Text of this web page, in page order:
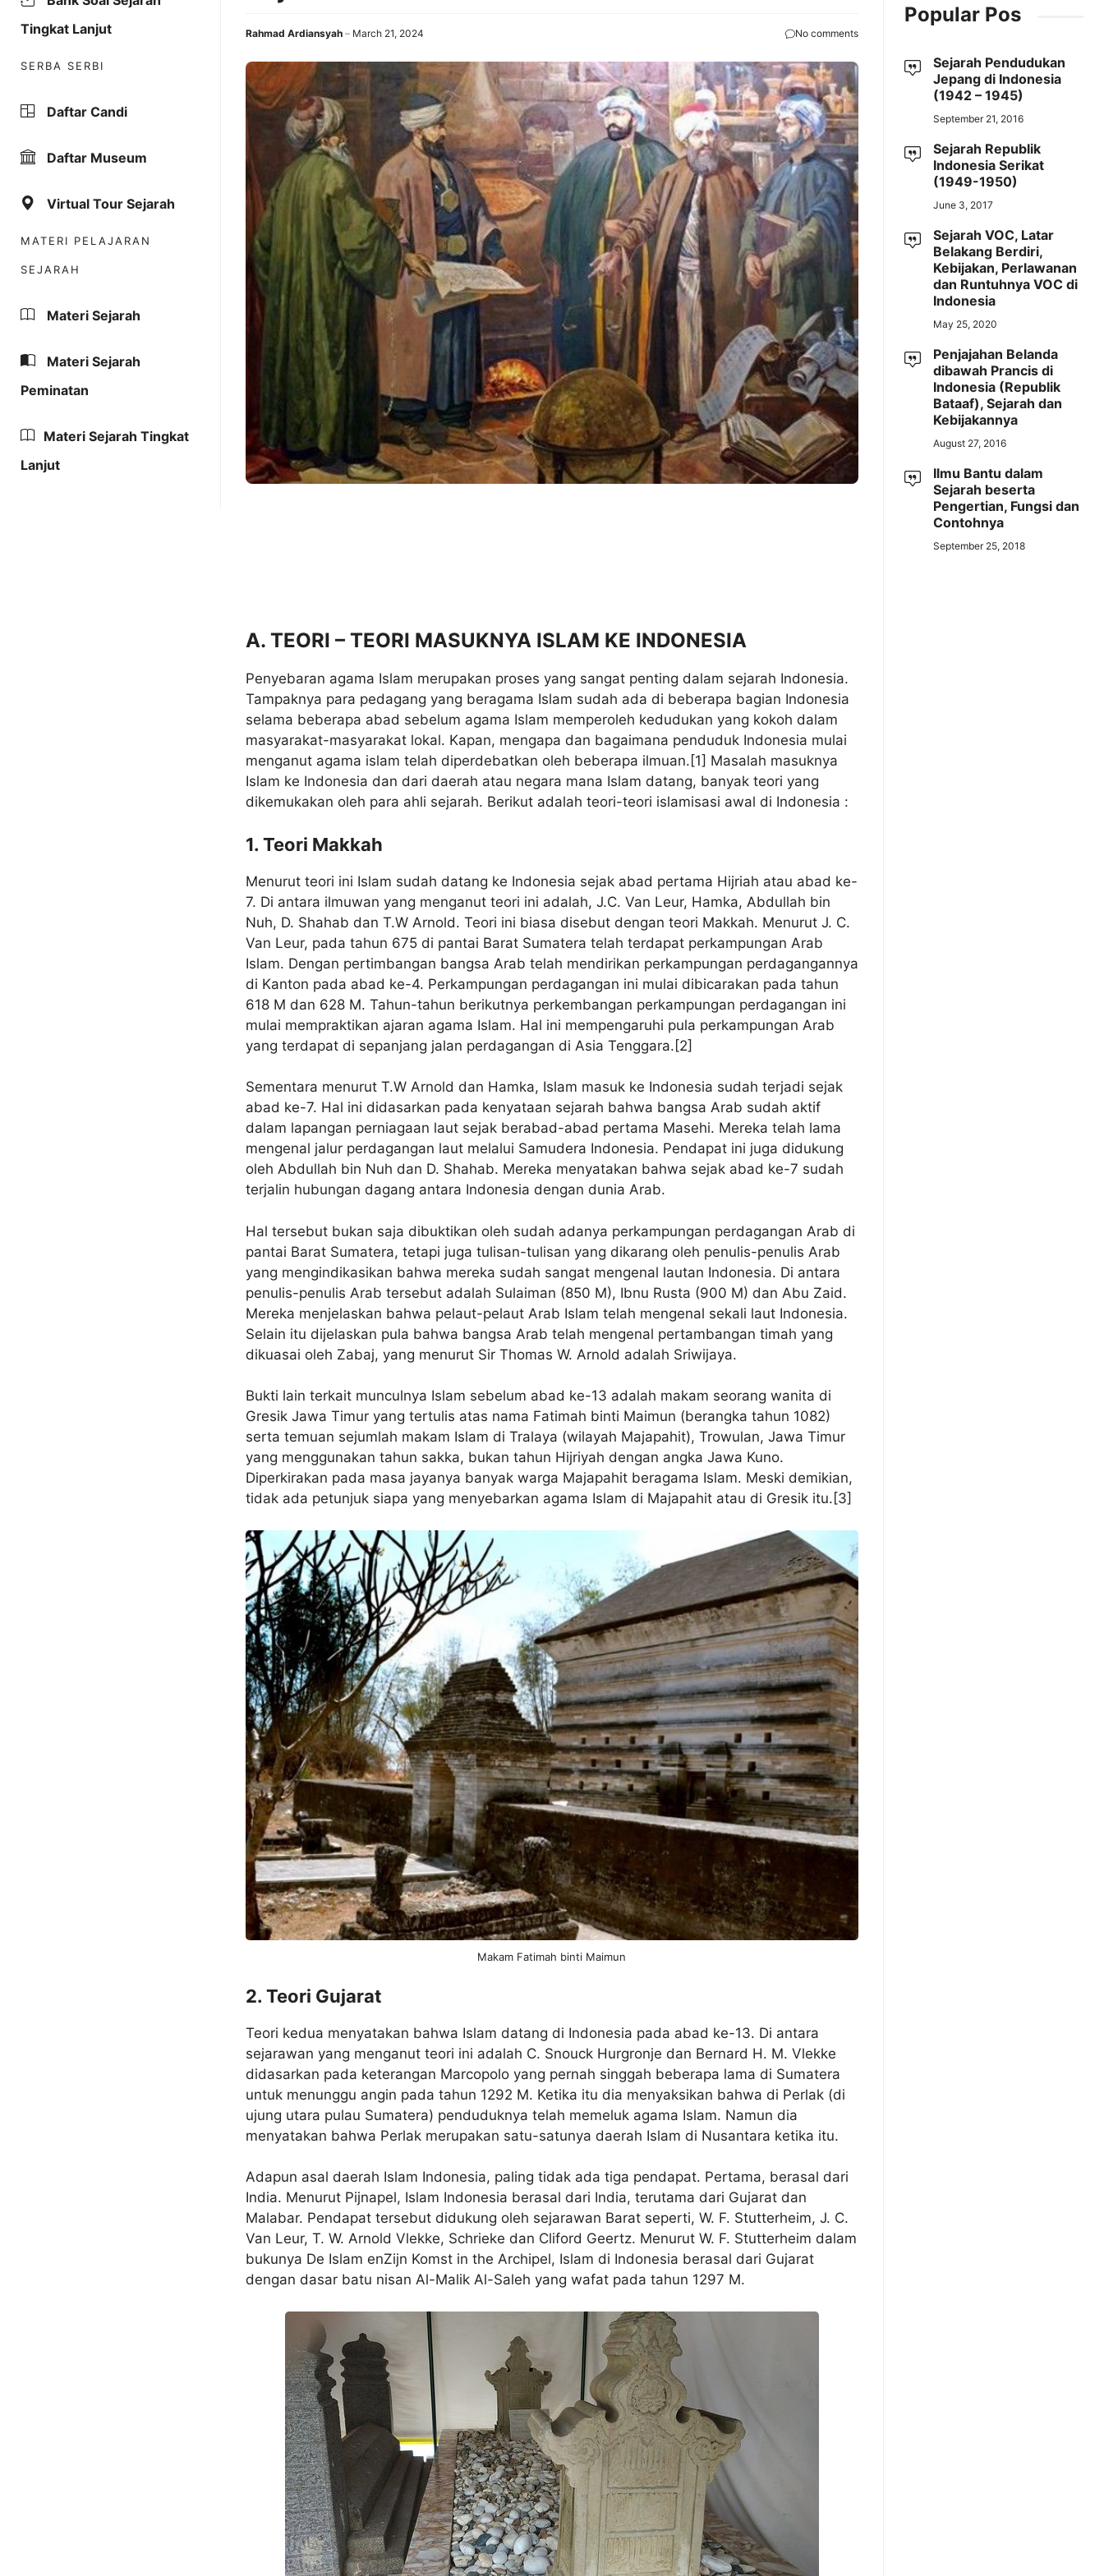
Rahmad Ardiansyah March 21, 2024 No comments
A. TEORI – TEORI MASUKNYA ISLAM KE INDONESIA
Penyebaran agama Islam merupakan proses yang sangat penting dalam sejarah Indonesia.
Tampaknya para pedagang yang beragama Islam sudah ada di beberapa bagian Indonesia
selama beberapa abad sebelum agama Islam memperoleh kedudukan yang kokoh dalam
masyarakat-masyarakat lokal. Kapan, mengapa dan bagaimana penduduk Indonesia mulai
menganut agama islam telah diperdebatkan oleh beberapa ilmuan.[1] Masalah masuknya
Islam ke Indonesia dan dari daerah atau negara mana Islam datang, banyak teori yang
dikemukakan oleh para ahli sejarah. Berikut adalah teori-teori islamisasi awal di Indonesia :
1. Teori Makkah
Menurut teori ini Islam sudah datang ke Indonesia sejak abad pertama Hijriah atau abad ke-
7. Di antara ilmuwan yang menganut teori ini adalah, J.C. Van Leur, Hamka, Abdullah bin
Nuh, D. Shahab dan T.W Arnold. Teori ini biasa disebut dengan teori Makkah. Menurut J. C.
Van Leur, pada tahun 675 di pantai Barat Sumatera telah terdapat perkampungan Arab
Islam. Dengan pertimbangan bangsa Arab telah mendirikan perkampungan perdagangannya
di Kanton pada abad ke-4. Perkampungan perdagangan ini mulai dibicarakan pada tahun
618 M dan 628 M. Tahun-tahun berikutnya perkembangan perkampungan perdagangan ini
mulai mempraktikan ajaran agama Islam. Hal ini mempengaruhi pula perkampungan Arab
yang terdapat di sepanjang jalan perdagangan di Asia Tenggara.[2]
Sementara menurut T.W Arnold dan Hamka, Islam masuk ke Indonesia sudah terjadi sejak
abad ke-7. Hal ini didasarkan pada kenyataan sejarah bahwa bangsa Arab sudah aktif
dalam lapangan perniagaan laut sejak berabad-abad pertama Masehi. Mereka telah lama
mengenal jalur perdagangan laut melalui Samudera Indonesia. Pendapat ini juga didukung
oleh Abdullah bin Nuh dan D. Shahab. Mereka menyatakan bahwa sejak abad ke-7 sudah
terjalin hubungan dagang antara Indonesia dengan dunia Arab.
Hal tersebut bukan saja dibuktikan oleh sudah adanya perkampungan perdagangan Arab di
pantai Barat Sumatera, tetapi juga tulisan-tulisan yang dikarang oleh penulis-penulis Arab
yang mengindikasikan bahwa mereka sudah sangat mengenal lautan Indonesia. Di antara
penulis-penulis Arab tersebut adalah Sulaiman (850 M), Ibnu Rusta (900 M) dan Abu Zaid.
Mereka menjelaskan bahwa pelaut-pelaut Arab Islam telah mengenal sekali laut Indonesia.
Selain itu dijelaskan pula bahwa bangsa Arab telah mengenal pertambangan timah yang
dikuasai oleh Zabaj, yang menurut Sir Thomas W. Arnold adalah Sriwijaya.
Bukti lain terkait munculnya Islam sebelum abad ke-13 adalah makam seorang wanita di
Gresik Jawa Timur yang tertulis atas nama Fatimah binti Maimun (berangka tahun 1082)
serta temuan sejumlah makam Islam di Tralaya (wilayah Majapahit), Trowulan, Jawa Timur
yang menggunakan tahun sakka, bukan tahun Hijriyah dengan angka Jawa Kuno.
Diperkirakan pada masa jayanya banyak warga Majapahit beragama Islam. Meski demikian,
tidak ada petunjuk siapa yang menyebarkan agama Islam di Majapahit atau di Gresik itu.[3]
Makam Fatimah binti Maimun
2. Teori Gujarat
Teori kedua menyatakan bahwa Islam datang di Indonesia pada abad ke-13. Di antara
sejarawan yang menganut teori ini adalah C. Snouck Hurgronje dan Bernard H. M. Vlekke
didasarkan pada keterangan Marcopolo yang pernah singgah beberapa lama di Sumatera
untuk menunggu angin pada tahun 1292 M. Ketika itu dia menyaksikan bahwa di Perlak (di
ujung utara pulau Sumatera) penduduknya telah memeluk agama Islam. Namun dia
menyatakan bahwa Perlak merupakan satu-satunya daerah Islam di Nusantara ketika itu.
Adapun asal daerah Islam Indonesia, paling tidak ada tiga pendapat. Pertama, berasal dari
India. Menurut Pijnapel, Islam Indonesia berasal dari India, terutama dari Gujarat dan
Malabar. Pendapat tersebut didukung oleh sejarawan Barat seperti, W. F. Stutterheim, J. C.
Van Leur, T. W. Arnold Vlekke, Schrieke dan Cliford Geertz. Menurut W. F. Stutterheim dalam
bukunya De Islam enZijn Komst in the Archipel, Islam di Indonesia berasal dari Gujarat
dengan dasar batu nisan Al-Malik Al-Saleh yang wafat pada tahun 1297 M.
Tingkat Lanjut
SERBA SERBI
Daftar Candi
Daftar Museum
Virtual Tour Sejarah
MATERI PELAJARAN
SEJARAH
Materi Sejarah
Materi Sejarah
Peminatan
Materi Sejarah Tingkat
Lanjut
Popular Pos
Sejarah Pendudukan
Jepang di Indonesia
(1942 – 1945)
September 21, 2016
Sejarah Republik
Indonesia Serikat
(1949-1950)
June 3, 2017
Sejarah VOC, Latar
Belakang Berdiri,
Kebijakan, Perlawanan
dan Runtuhnya VOC di
Indonesia
May 25, 2020
Penjajahan Belanda
dibawah Prancis di
Indonesia (Republik
Bataaf), Sejarah dan
Kebijakannya
August 27, 2016
Ilmu Bantu dalam
Sejarah beserta
Pengertian, Fungsi dan
Contohnya
September 25, 2018